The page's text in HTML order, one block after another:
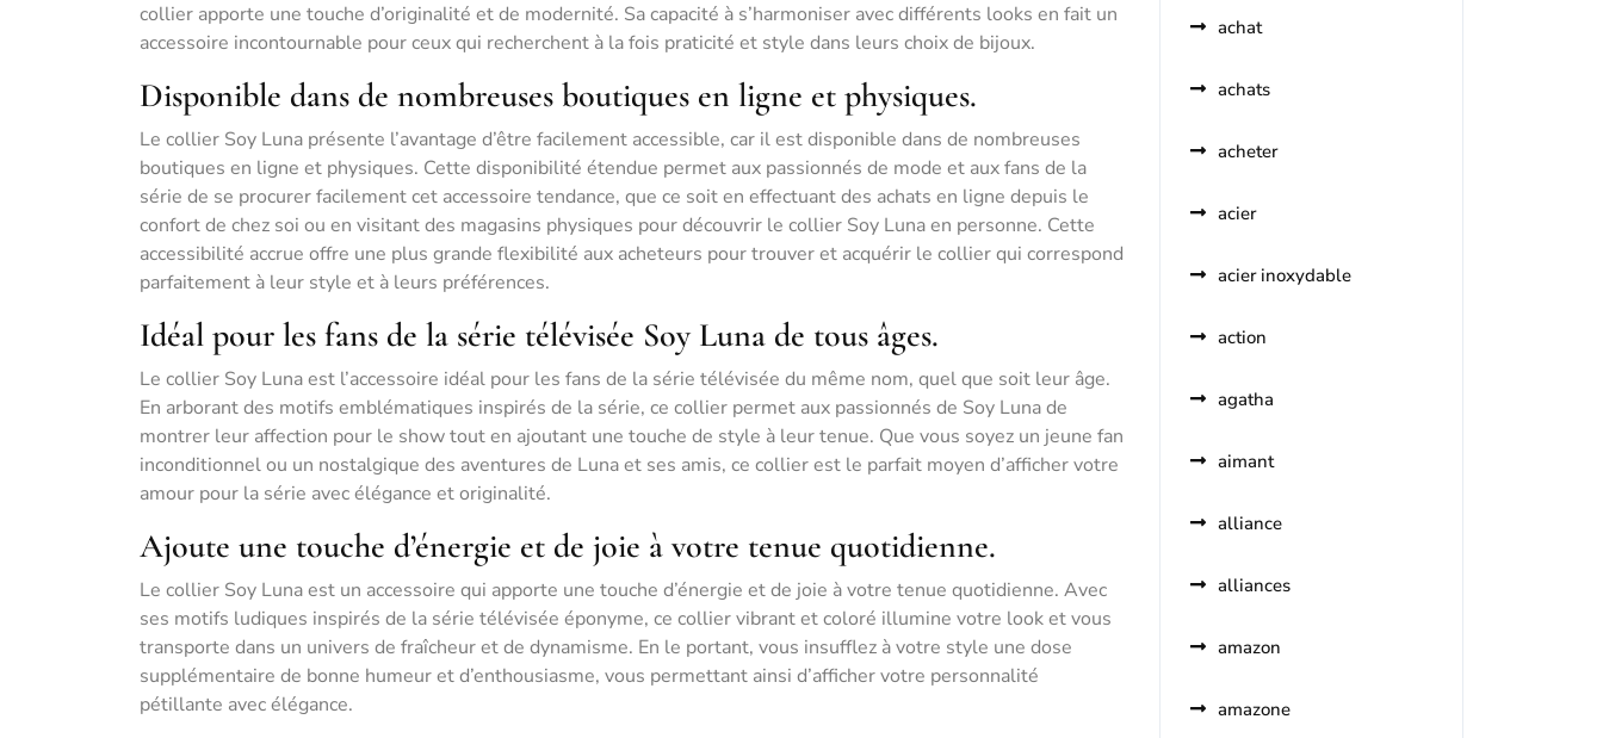
collier apporte une touche d’originalité et de modernité. Sa capacité à s’harmoniser avec différents looks en fait un
accessoire incontournable pour ceux qui recherchent à la fois praticité et style dans leurs choix de bijoux.
Disponible dans de nombreuses boutiques en ligne et physiques.
Le collier Soy Luna présente l’avantage d’être facilement accessible, car il est disponible dans de nombreuses
boutiques en ligne et physiques. Cette disponibilité étendue permet aux passionnés de mode et aux fans de la
série de se procurer facilement cet accessoire tendance, que ce soit en effectuant des achats en ligne depuis le
confort de chez soi ou en visitant des magasins physiques pour découvrir le collier Soy Luna en personne. Cette
accessibilité accrue offre une plus grande flexibilité aux acheteurs pour trouver et acquérir le collier qui correspond
parfaitement à leur style et à leurs préférences.
Idéal pour les fans de la série télévisée Soy Luna de tous âges.
Le collier Soy Luna est l’accessoire idéal pour les fans de la série télévisée du même nom, quel que soit leur âge.
En arborant des motifs emblématiques inspirés de la série, ce collier permet aux passionnés de Soy Luna de
montrer leur affection pour le show tout en ajoutant une touche de style à leur tenue. Que vous soyez un jeune fan
inconditionnel ou un nostalgique des aventures de Luna et ses amis, ce collier est le parfait moyen d’afficher votre
amour pour la série avec élégance et originalité.
Ajoute une touche d’énergie et de joie à votre tenue quotidienne.
Le collier Soy Luna est un accessoire qui apporte une touche d’énergie et de joie à votre tenue quotidienne. Avec
ses motifs ludiques inspirés de la série télévisée éponyme, ce collier vibrant et coloré illumine votre look et vous
transporte dans un univers de fraîcheur et de dynamisme. En le portant, vous insufflez à votre style une dose
supplémentaire de bonne humeur et d’enthousiasme, vous permettant ainsi d’afficher votre personnalité
pétillante avec élégance.
achat
achats
acheter
acier
acier inoxydable
action
agatha
aimant
alliance
alliances
amazon
amazone